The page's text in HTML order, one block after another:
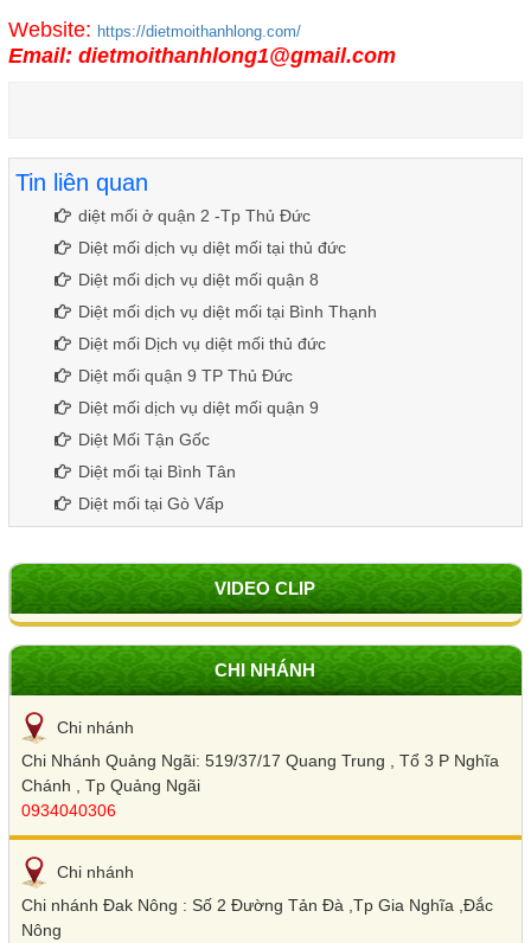
Website: https://dietmoithanhlong.com/
Email: dietmoithanhlong1@gmail.com
Tin liên quan
diệt mối ở quận 2 -Tp Thủ Đức
Diệt mối dịch vụ diệt mối tại thủ đức
Diệt mối dịch vụ diệt mối quận 8
Diệt mối dịch vụ diệt mối tại Bình Thạnh
Diệt mối Dịch vụ diệt mối thủ đức
Diệt mối quận 9 TP Thủ Đức
Diệt mối dịch vụ diệt mối quận 9
Diệt Mối Tận Gốc
Diệt mối tại Bình Tân
Diệt mối tại Gò Vấp
VIDEO CLIP
CHI NHÁNH
Chi nhánh
Chi Nhánh Quảng Ngãi: 519/37/17 Quang Trung , Tổ 3 P Nghĩa
Chánh , Tp Quảng Ngãi
0934040306
Chi nhánh
Chi nhánh Đak Nông : Số 2 Đường Tản Đà ,Tp Gia Nghĩa ,Đắc
Nông